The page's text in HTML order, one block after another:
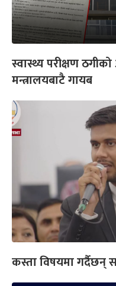
स्वास्थ्य परीक्षण
मन्त्रालयबाटै गायब
कस्ता विषयमा गर्दैछन्